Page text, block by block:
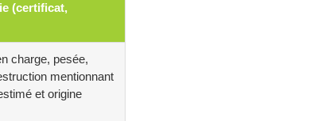
(certificat,
charge, pesée,
mentionnant
et origine